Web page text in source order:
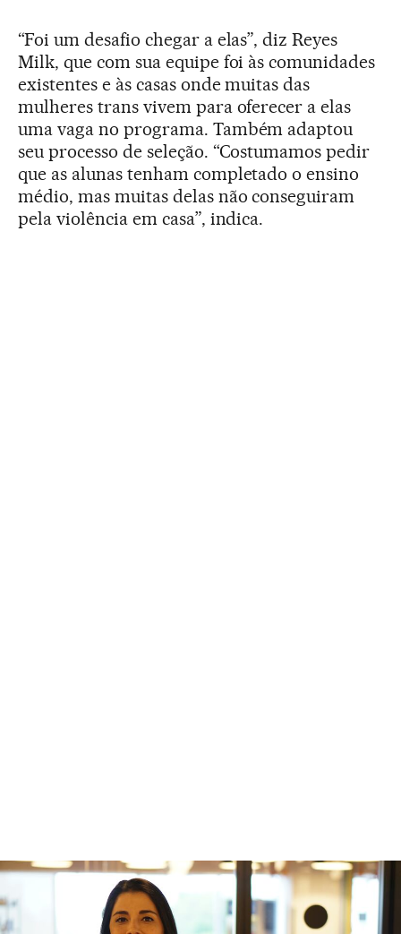
“Foi um desafio chegar a elas”, diz Reyes
Milk, que com sua equipe foi às comunidades
existentes e às casas onde muitas das
mulheres trans vivem para oferecer a elas
uma vaga no programa. Também adaptou
seu processo de seleção. “Costumamos pedir
que as alunas tenham completado o ensino
médio, mas muitas delas não conseguiram
pela violência em casa”, indica.